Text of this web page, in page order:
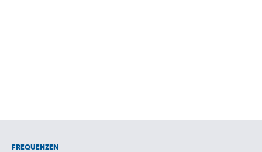
FREQUENZEN